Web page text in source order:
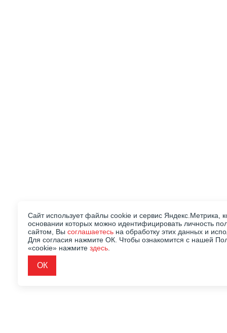
Сайт использует файлы cookie и сервис Яндекс.Метрика,
основании которых можно идентифицировать личность
сайтом, Высоглашаетесь на обработку этих данных и
Для согласия нажмите ОК. Чтобы ознакомится с нашей
«cookie» нажмитездесь.
ОК